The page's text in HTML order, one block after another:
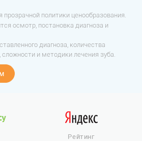
политики ценообразования.
осмотр, постановка диагноза и
диагноза, количества
и методики лечения зуба.
Рейтинг